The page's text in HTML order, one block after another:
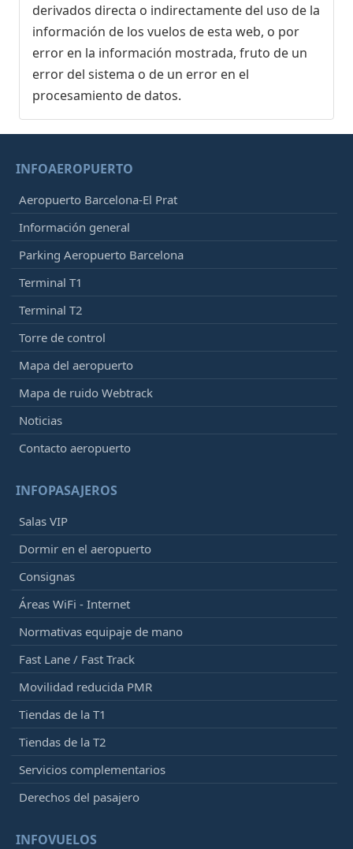
derivados directa o indirectamente del uso de la
información de los vuelos de esta web, o por
error en la información mostrada, fruto de un
error del sistema o de un error en el
procesamiento de datos.
INFOAEROPUERTO
Aeropuerto Barcelona-El Prat
Información general
Parking Aeropuerto Barcelona
Terminal T1
Terminal T2
Torre de control
Mapa del aeropuerto
Mapa de ruido Webtrack
Noticias
Contacto aeropuerto
INFOPASAJEROS
Salas VIP
Dormir en el aeropuerto
Consignas
Áreas WiFi - Internet
Normativas equipaje de mano
Fast Lane / Fast Track
Movilidad reducida PMR
Tiendas de la T1
Tiendas de la T2
Servicios complementarios
Derechos del pasajero
INFOVUELOS